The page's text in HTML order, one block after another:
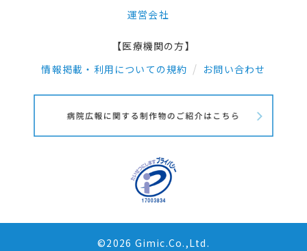
運営会社
【医療機関の方】
情報掲載・利用についての規約
お問い合わせ
©2026 Gimic.Co.,Ltd.